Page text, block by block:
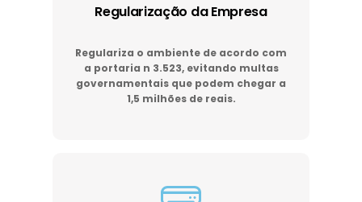
Regularização da Empresa
Regulariza o ambiente de acordo com
a portaria n 3.523, evitando multas
governamentais que podem chegar a
1,5 milhões de reais.